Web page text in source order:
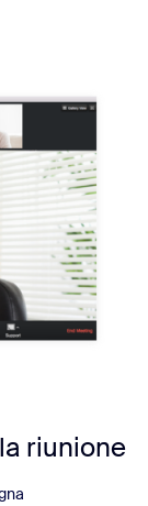
riunione